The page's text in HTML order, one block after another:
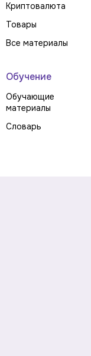
Криптовалюта
Товары
Все материалы
Обучение
Обучающие
материалы
Словарь